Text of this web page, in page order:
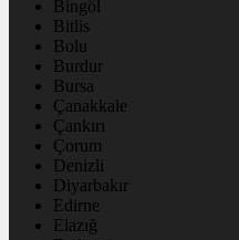
Bingöl
Bitlis
Bolu
Burdur
Bursa
Çanakkale
Çankırı
Çorum
Denizli
Diyarbakır
Edirne
Elazığ